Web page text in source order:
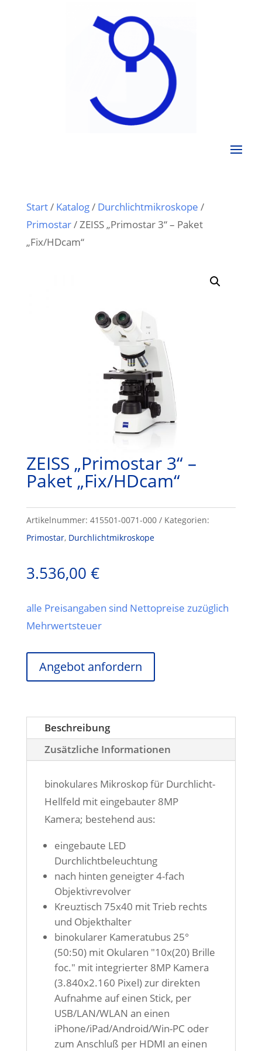
Start/ Katalog/ Durchlichtmikroskope /
Primostar/ ZEISS „Primostar 3“ – Paket
„Fix/HDcam“
ZEISS „Primostar 3“ –
Paket „Fix/HDcam“
Artikelnummer: 415501-0071-000
Kategorien:
Primostar, Durchlichtmikroskope
3.536,00 €
alle Preisangaben sind Nettopreise zuzüglich
Mehrwertsteuer
Angebot anfordern
Beschreibung
Zusätzliche Informationen
binokulares Mikroskop für Durchlicht-
Hellfeld mit eingebauter 8MP
Kamera; bestehend aus:
eingebaute LED
Durchlichtbeleuchtung
nach hinten geneigter 4-fach
Objektivrevolver
Kreuztisch 75x40 mit Trieb rechts
und Objekthalter
binokularer Kameratubus 25°
(50:50) mit Okularen "10x(20) Brille
foc." mit integrierter 8MP Kamera
(3.840x2.160 Pixel) zur direkten
Aufnahme auf einen Stick, per
USB/LAN/WLAN an einen
iPhone/iPad/Android/Win-PC oder
zum Anschluß per HDMI an einen